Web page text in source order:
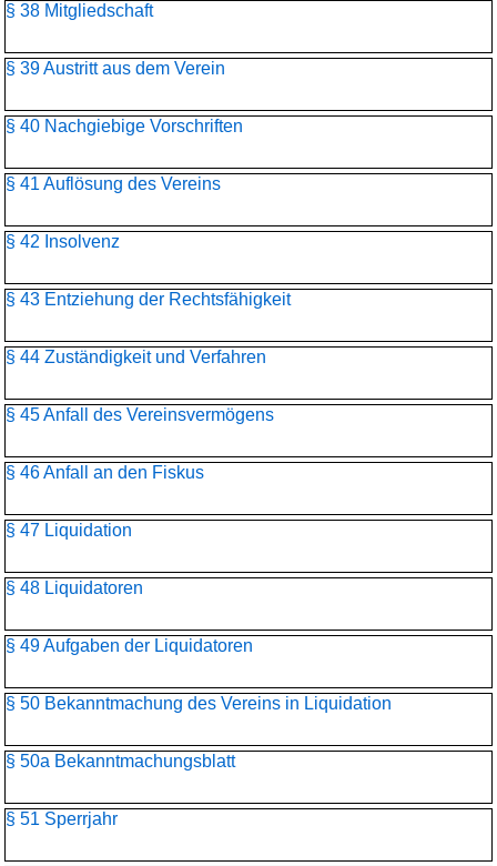
§ 38 Mitgliedschaft
§ 39 Austritt aus dem Verein
§ 40 Nachgiebige Vorschriften
§ 41 Auflösung des Vereins
§ 42 Insolvenz
§ 43 Entziehung der Rechtsfähigkeit
§ 44 Zuständigkeit und Verfahren
§ 45 Anfall des Vereinsvermögens
§ 46 Anfall an den Fiskus
§ 47 Liquidation
§ 48 Liquidatoren
§ 49 Aufgaben der Liquidatoren
§ 50 Bekanntmachung des Vereins in Liquidation
§ 50a Bekanntmachungsblatt
§ 51 Sperrjahr